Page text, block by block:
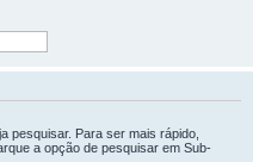
pesquisar. Para ser mais rápido,
a opção de pesquisar em Sub-